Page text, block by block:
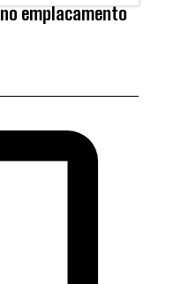
emplacamento